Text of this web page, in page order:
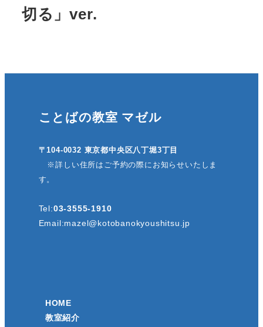
切る」ver.
ことばの教室 マゼル
〒104-0032 東京都中央区八丁堀3丁目
※詳しい住所はご予約の際にお知らせいたしま
す。
Tel:03-3555-1910
Email:mazel@kotobanokyoushitsu.jp
HOME
教室紹介